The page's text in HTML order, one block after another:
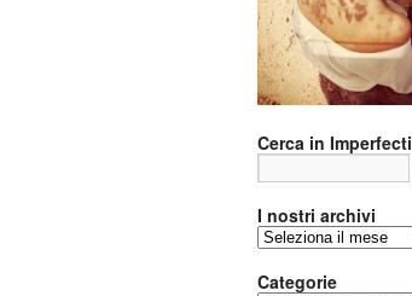
Cerca in Imperfecti
I nostri archivi
archivi
Categorie